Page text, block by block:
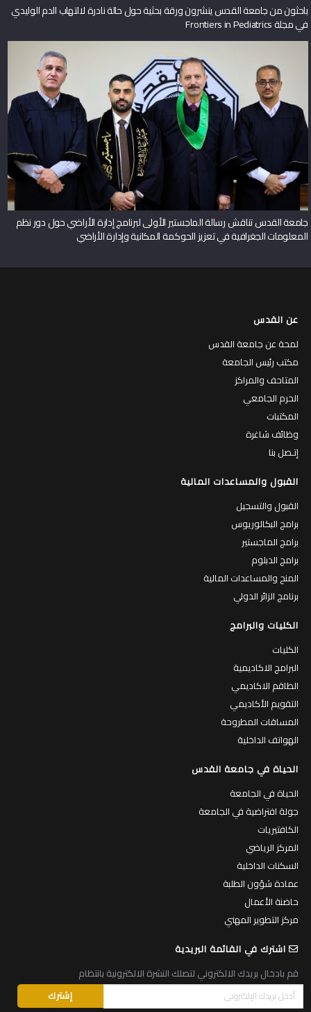
باحثون من جامعة القدس ينشرون ورقة بحثية حول حالة نادرة لالتهاب الدم الوليدي
في مجلة Frontiers in Pediatrics
جامعة القدس تناقش رسالة الماجستير الأولى لبرنامج إدارة الأراضي حول دور نظم
المعلومات الجغرافية في تعزيز الحوكمة المكانية وإدارة الأراضي
عن القدس
لمحة عن جامعة القدس
مكتب رئيس الجامعة
المتاحف والمراكز
الحرم الجامعي
المكتبات
وظائف شاغرة
إتـصل بنا
القبول والمساعدات المالية
القبول والتسجيل
برامج البكالوريوس
برامج الماجستير
برامج الدبلوم
المنح والمساعدات المالية
برنامج الزائر الدولي
الكليات والبرامج
الكليات
البرامج الاكاديمية
الطاقم الاكاديمي
التقويم الأكاديمي
المساقات المطروحة
الهواتف الداخلية
الحياة في جامعة القدس
الحياة في الجامعة
جولة افتراضية في الجامعة
الكافتيريات
المركز الرياضي
السكنات الداخلية
عمادة شؤون الطلبة
حاضنة الأعمال
مركز التطوير المهني
اشترك في القائمة البريدية
قم بادخال بريدك الالكتروني لتصلك النشرة الالكترونية بانتظام